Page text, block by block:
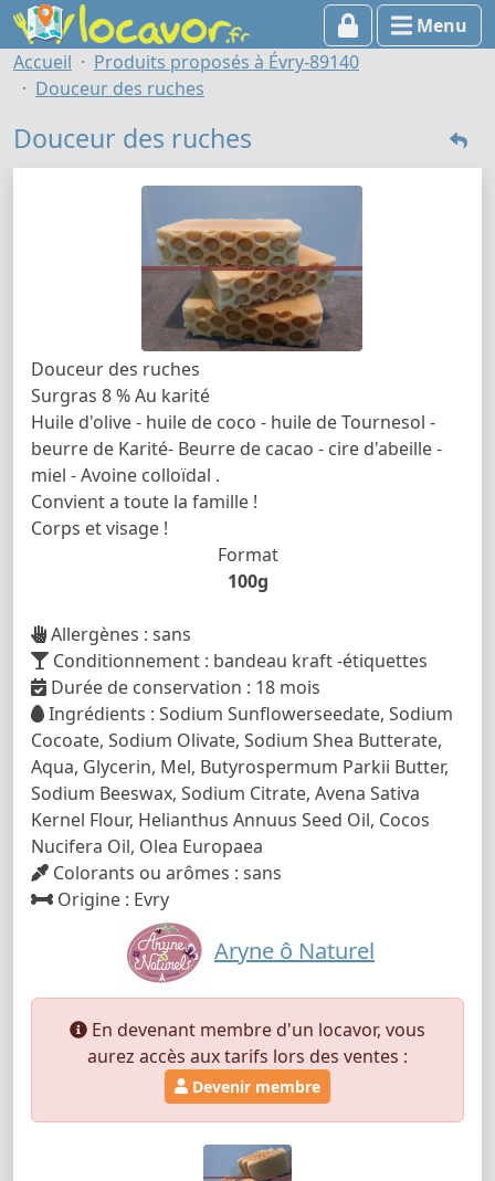
Menu
Accueil
Produits proposés à Évry-89140
Douceur des ruches
Douceur des ruches
Douceur des ruches
Surgras 8 % Au karité
Huile d'olive - huile de coco - huile de Tournesol -
beurre de Karité- Beurre de cacao - cire d'abeille -
miel - Avoine colloïdal .
Convient a toute la famille !
Corps et visage !
Format
100g
Allergènes : sans
Conditionnement : bandeau kraft -étiquettes
Durée de conservation : 18 mois
Ingrédients : Sodium Sunflowerseedate, Sodium
Cocoate, Sodium Olivate, Sodium Shea Butterate,
Aqua, Glycerin, Mel, Butyrospermum Parkii Butter,
Sodium Beeswax, Sodium Citrate, Avena Sativa
Kernel Flour, Helianthus Annuus Seed Oil, Cocos
Nucifera Oil, Olea Europaea
Colorants ou arômes : sans
Origine : Evry
Aryne ô Naturel
En devenant membre d'un locavor, vous
aurez accès aux tarifs lors des ventes :
Devenir membre